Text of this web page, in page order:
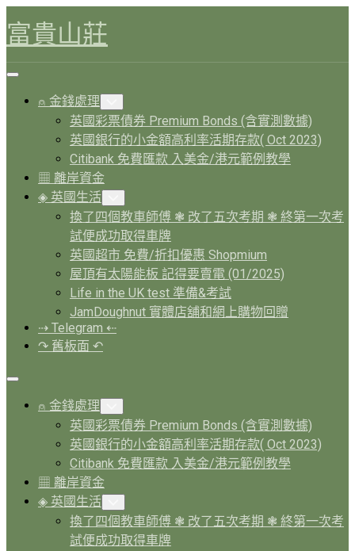
to
content
富貴山莊
Expand
⍝ 金錢處理
Child
Menu
英國彩票債券 Premium Bonds (含實測數據)
英國銀行的小金額高利率活期存款( Oct 2023)
Citibank 免費匯款 入美金/港元範例教學
▦ 離岸資金
◈ 英國生活
Child
Menu
換了四個教車師傅 ❃ 改了五次考期 ❃ 終第一次考
試便成功取得車牌
英國超市 免費/折扣優惠 Shopmium
屋頂有太陽能板 記得要賣電 (01/2025)
Life in the UK test 準備&考試
JamDoughnut 實體店舖和網上購物回贈
⇢ Telegram ⇠
↷ 舊板面 ↶
Expand
⍝ 金錢處理
Child
Menu
英國彩票債券 Premium Bonds (含實測數據)
英國銀行的小金額高利率活期存款( Oct 2023)
Citibank 免費匯款 入美金/港元範例教學
▦ 離岸資金
◈ 英國生活
Child
Menu
換了四個教車師傅 ❃ 改了五次考期 ❃ 終第一次考
試便成功取得車牌